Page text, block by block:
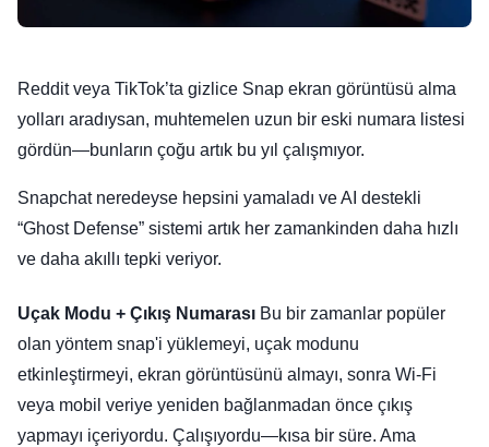
Reddit veya TikTok’ta gizlice Snap ekran görüntüsü alma
yolları aradıysan, muhtemelen uzun bir eski numara listesi
gördün—bunların çoğu artık bu yıl çalışmıyor.
Snapchat neredeyse hepsini yamaladı ve AI destekli
“Ghost Defense” sistemi artık her zamankinden daha hızlı
ve daha akıllı tepki veriyor.
Uçak Modu + Çıkış Numarası Bu bir zamanlar popüler
olan yöntem snap'i yüklemeyi, uçak modunu
etkinleştirmeyi, ekran görüntüsünü almayı, sonra Wi-Fi
veya mobil veriye yeniden bağlanmadan önce çıkış
yapmayı içeriyordu. Çalışıyordu—kısa bir süre. Ama